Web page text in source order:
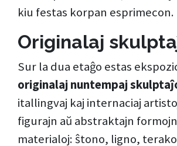
kiu festas korpan esprimecon.
Originalaj
Sur la dua etaĝo estas
originalaj nuntempaj
itallingvaj kaj internaciaj
figurajn aŭ abstraktajn
materialoj: ŝtono, ligno,